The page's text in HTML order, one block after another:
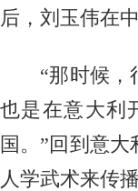
后，刘玉伟在
“那时候，很
也是在意大利
国。”回到意
人学武术来传